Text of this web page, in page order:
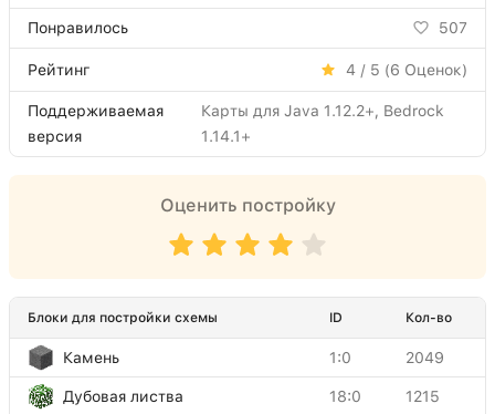
Понравилось 507
Рейтинг 4 / 5 (6 Оценок)
Поддерживаемая
версия
Карты для Java 1.12.2+, Bedrock
1.14.1+
Оценить постройку
Блоки для постройки схемы ID Кол-во
Камень 1:0 2049
Дубовая листва 18:0 1215